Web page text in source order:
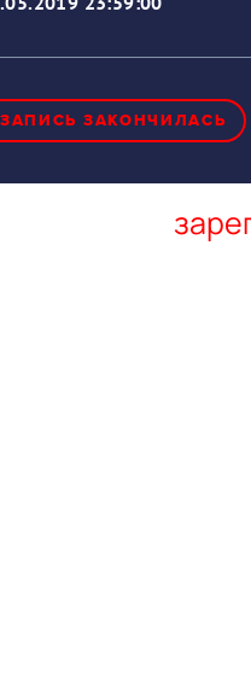
ЗАПИСЬ ЗАКОНЧИЛАСЬ